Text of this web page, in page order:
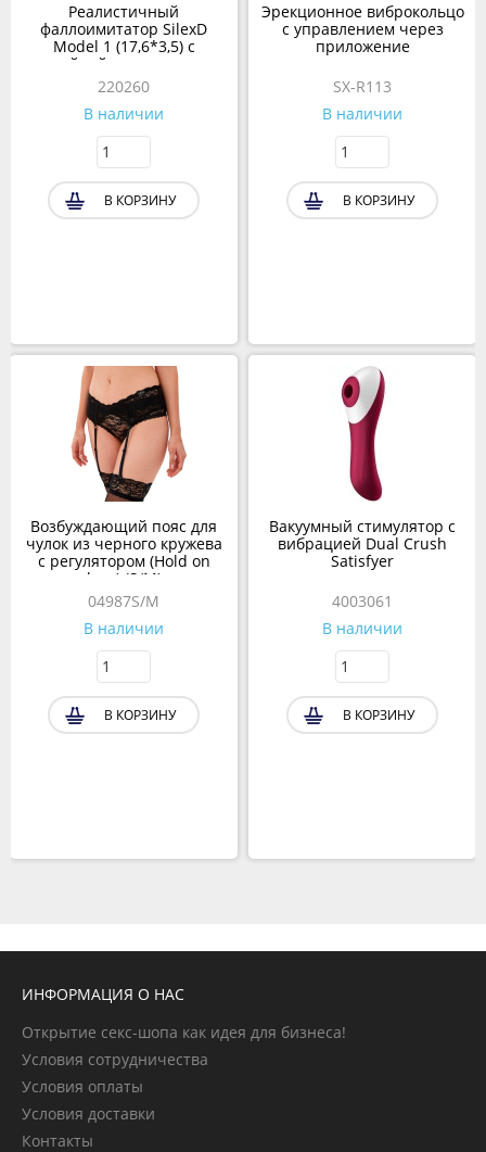
Реалистичный
фаллоимитатор SilexD
Model 1 (17,6*3,5) с
двойной плотностью,
темно-бежевый
220260
В наличии
В КОРЗИНУ
Возбуждающий пояс для
чулок из черного кружева
с регулятором (Hold on
love) (S/M)
04987S/M
В наличии
В КОРЗИНУ
Эрекционное виброкольцо
с управлением через
приложение
SX-R113
В наличии
В КОРЗИНУ
Вакуумный стимулятор с
вибрацией Dual Crush
Satisfyer
4003061
В наличии
В КОРЗИНУ
ИНФОРМАЦИЯ О НАС
Открытие секс-шопа как идея для бизнеса!
Условия сотрудничества
Условия оплаты
Условия доставки
Контакты